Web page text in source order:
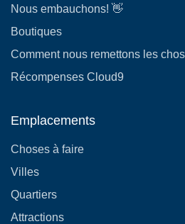
Nous embauchons! 👋
Boutiques
Comment nous remettons les
Récompenses Cloud9
Emplacements
Choses à faire
Villes
Quartiers
Attractions